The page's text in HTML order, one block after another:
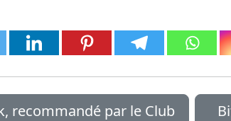
recommandé par le Club